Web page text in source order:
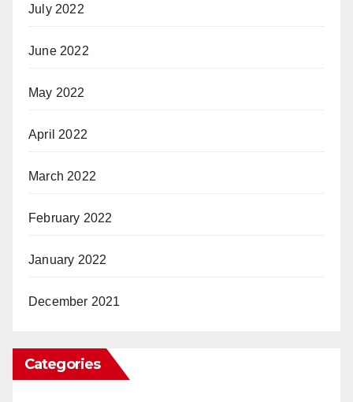
July 2022
June 2022
May 2022
April 2022
March 2022
February 2022
January 2022
December 2021
Categories